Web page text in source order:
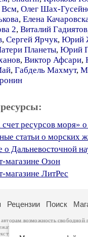
Всм, Олег Шах-
, Елена
2, Виталий Гадиятов
, Сергей Ярчук, Юрий
Планеты, Юрий
, Виктор Афсари,
, Габдель Махмут,
ресурсов моря»
статьи о морских
о Дальневосточной
магазине Озон
магазине ЛитРес
Рецензии Поиск
возможность
авторам и охраняются
произведений авторы несут